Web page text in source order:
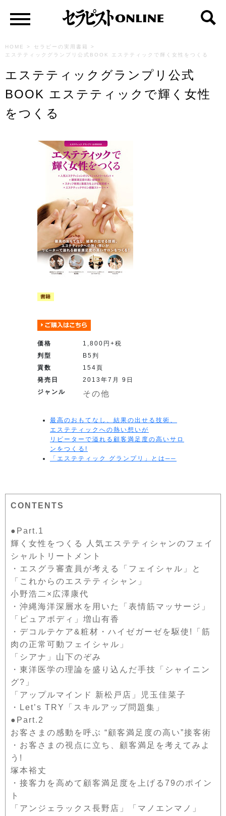
HOME > セラピーの実用書籍
>
エステティックグランプリ公式BOOK エステティックで輝く女性をつくる
エステティックグランプリ公式
BOOK エステティックで輝く女性
をつくる
価格
1,800円+税
判型
B5判
貢数
154頁
発売日
2013年7月 9日
ジャンル
その他
最高のおもてなし、結果の出せる技術、
エステティックへの熱い想いが
リピーターで溢れる顧客満足度の高いサロ
ンをつくる!
「エステティック グランプリ」とは──
CONTENTS
●Part.1
輝く女性をつくる 人気エステティシャンのフェイ
シャルトリートメント
・エスグラ審査員が考える「フェイシャル」と
「これからのエステティシャン」
小野浩二×広澤康代
・沖縄海洋深層水を用いた「表情筋マッサージ」
「ピュアボディ」増山有香
・デコルテケア&粧材・ハイゼガーゼを駆使!「筋
肉の正常可動フェイシャル」
「シアナ」山下のぞみ
・東洋医学の理論を盛り込んだ手技「シャイニン
グ?」
「アップルマインド 新松戸店」児玉佳菜子
・Let’s TRY「スキルアップ問題集」
●Part.2
お客さまの感動を呼ぶ “顧客満足度の高い”接客術
・お客さまの視点に立ち、顧客満足を考えてみよ
う!
塚本裕丈
・接客力を高めて顧客満足度を上げる79のポイン
ト
「アンジェラックス長野店」「マノエンマノ」